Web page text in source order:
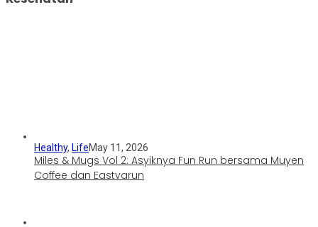
Healthy, LifeMay 11, 2026
Miles & Mugs Vol 2: Asyiknya Fun Run bersama Muyen
Coffee dan Eastvarun